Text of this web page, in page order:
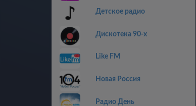
Детское радио
Дискотекa 90-x
Like FM
Новая Россия
Радио День